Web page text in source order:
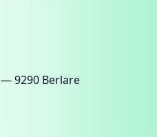
— 9290 Berlare